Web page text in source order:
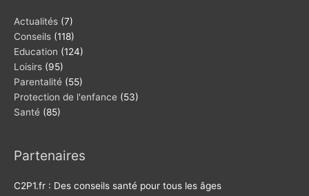
Actualités (7)
Conseils (118)
Education (124)
Loisirs (95)
Parentalité (55)
Protection de l'enfance (53)
Santé (85)
Partenaires
C2P1.fr : Des conseils santé pour tous les âges